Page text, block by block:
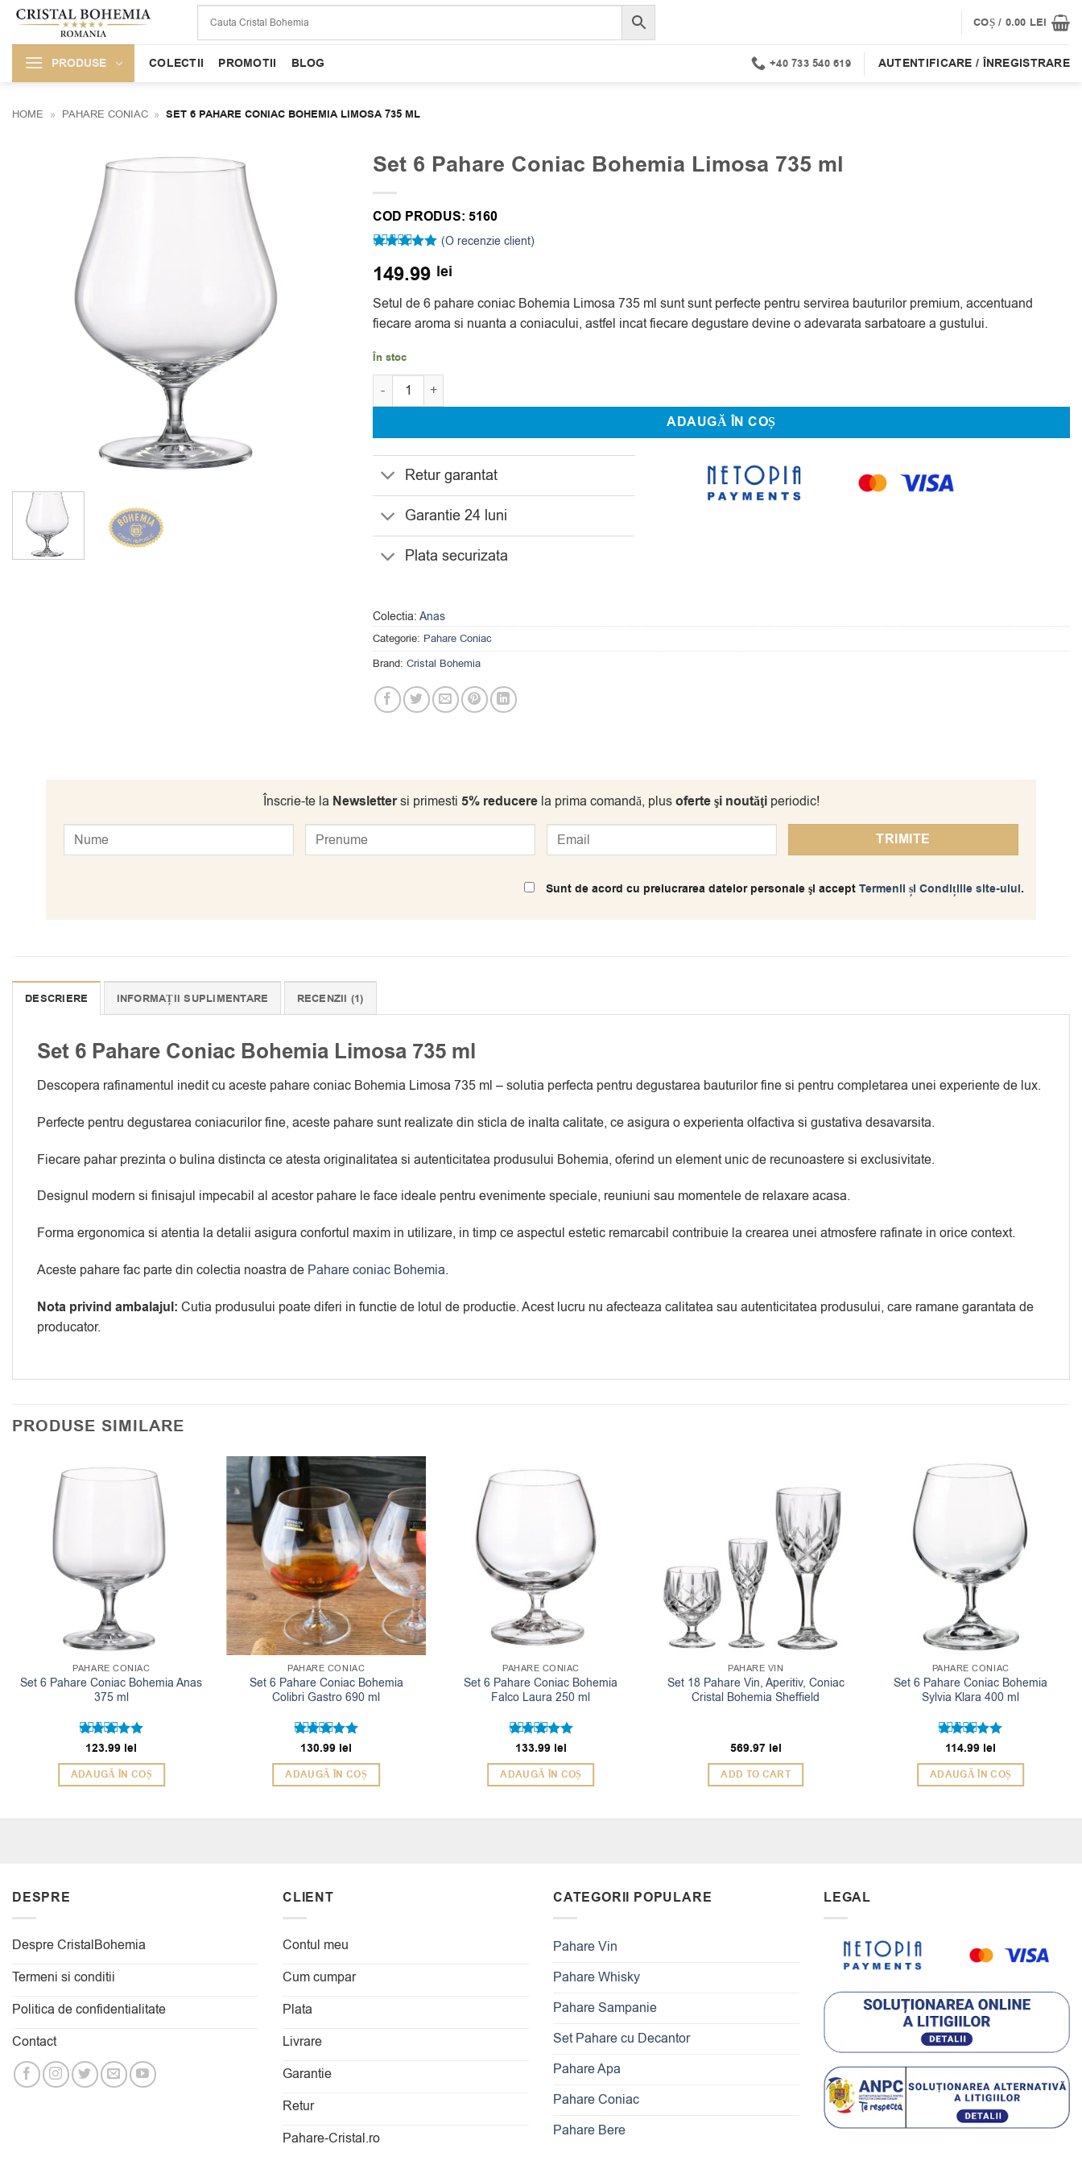
Skip
content
COȘ / 0.00 LEI
PRODUSE COLECTII PROMOTII BLOG +40 733 540 619 AUTENTIFICARE / ÎNREGISTRARE
HOME » PAHARE CONIAC » SET 6 PAHARE CONIAC BOHEMIA LIMOSA 735 ML
Set 6 Pahare Coniac Bohemia Limosa 735 ml
COD PRODUS: 5160
5 din 5 pe
singure
(O recenzie client)
149.99 lei
Setul de 6 pahare coniac Bohemia Limosa 735 ml sunt sunt perfecte pentru servirea bauturilor premium, accentuand
fiecare aroma si nuanta a coniacului, astfel incat fiecare degustare devine o adevarata sarbatoare a gustului.
În stoc
Cantitate Set 6 Pahare Coniac Bohemia Limosa 735 ml
ADAUGĂ ÎN COȘ
Retur garantat
Garantie 24 luni
Plata securizata
Colectia: Anas
Categorie: Pahare Coniac
Brand: Cristal Bohemia
Înscrie-te la Newslettersi primesti 5% reducerela prima comandă, plusoferte şi noutăţiperiodic!
Sunt de acord cu prelucrarea datelor personale şi acceptTermenii și Condițiile site-ului.
DESCRIERE INFORMAȚII SUPLIMENTARE RECENZII (1)
Set 6 Pahare Coniac Bohemia Limosa 735 ml
Descopera rafinamentul inedit cu aceste pahare coniac Bohemia Limosa 735 ml – solutia perfecta pentru degustarea bauturilor fine si pentru completarea unei experiente de lux.
Perfecte pentru degustarea coniacurilor fine, aceste pahare sunt realizate din sticla de inalta calitate, ce asigura o experienta olfactiva si gustativa desavarsita.
Fiecare pahar prezinta o bulina distincta ce atesta originalitatea si autenticitatea produsului Bohemia, oferind un element unic de recunoastere si exclusivitate.
Designul modern si finisajul impecabil al acestor pahare le face ideale pentru evenimente speciale, reuniuni sau momentele de relaxare acasa.
Forma ergonomica si atentia la detalii asigura confortul maxim in utilizare, in timp ce aspectul estetic remarcabil contribuie la crearea unei atmosfere rafinate in orice context.
Aceste pahare fac parte din colectia noastra de Pahare coniac Bohemia.
Nota privind ambalajul: Cutia produsului poate diferi in functie de lotul de productie. Acest lucru nu afecteaza calitatea sau autenticitatea produsului, care ramane garantata de
producator.
PRODUSE SIMILARE
PAHARE CONIAC
Set 6 Pahare Coniac Bohemia Anas
375 ml
Evaluat la
5
123.99 lei
ADAUGĂ ÎN COȘ
PAHARE CONIAC
Set 6 Pahare Coniac Bohemia
Colibri Gastro 690 ml
Evaluat la
5
130.99 lei
ADAUGĂ ÎN COȘ
PAHARE CONIAC
Set 6 Pahare Coniac Bohemia
Falco Laura 250 ml
Evaluat la
5
133.99 lei
ADAUGĂ ÎN COȘ
PAHARE VIN
Set 18 Pahare Vin, Aperitiv, Coniac
Cristal Bohemia Sheffield
569.97 lei
ADD TO CART
PAHARE CONIAC
Set 6 Pahare Coniac Bohemia
Sylvia Klara 400 ml
Evaluat la
5
114.99 lei
ADAUGĂ ÎN COȘ
DESPRE
Despre CristalBohemia
Termeni si conditii
Politica de confidentialitate
Contact
CLIENT
Contul meu
Cum cumpar
Plata
Livrare
Garantie
Retur
Pahare-Cristal.ro
CATEGORII POPULARE
Pahare Vin
Pahare Whisky
Pahare Sampanie
Set Pahare cu Decantor
Pahare Apa
Pahare Coniac
Pahare Bere
LEGAL